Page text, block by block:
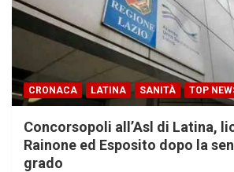
CRONACA LATINA SANITÀ TOP
Concorsopoli all’Asl di Latina,
Rainone ed Esposito dopo la
grado